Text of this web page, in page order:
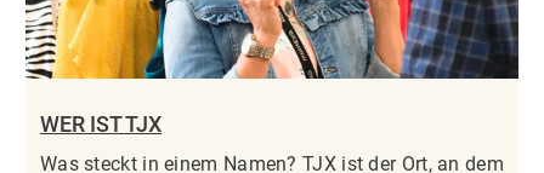
WER IST TJX
Was steckt in einem Namen? TJX ist der Ort, an dem